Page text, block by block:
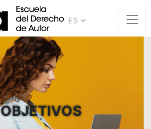
OBJETIVOS